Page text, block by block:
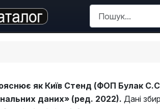
як Київ Стенд (ФОП Булак
даних» (ред. 2022). Дані